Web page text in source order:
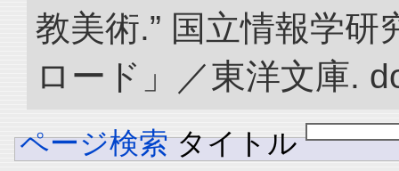
教美術.” 国立情報学
ロード」／東洋文庫.
ページ検索 タイトル